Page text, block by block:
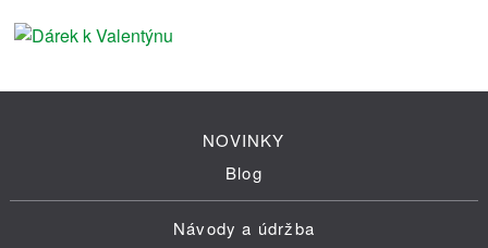
NOVINKY
Blog
Návody a údržba